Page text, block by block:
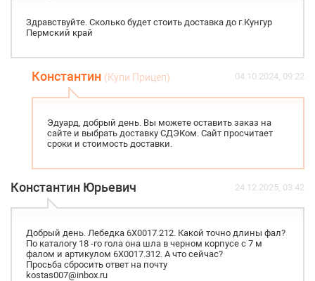
Здравствуйте. Сколько будет стоить доставка до г.Кунгур
Пермский край
Константин (Купи Прицеп) 04.10.2024, 09:22
Эдуард, добрый день. Вы можете оставить заказ на
сайте и выбрать доставку СДЭКом. Сайт просчитает
сроки и стоимость доставки.
Константин Юрьевич 24.12.2025, 03:42
Добрый день. Лебедка 6X0017.212. Какой точно длины фал?
По каталогу 18 -го гола она шла в черном корпусе с 7 м
фалом и артикулом 6X0017.312. А что сейчас?
Просьба сбросить ответ на почту
kostas007@inbox.ru